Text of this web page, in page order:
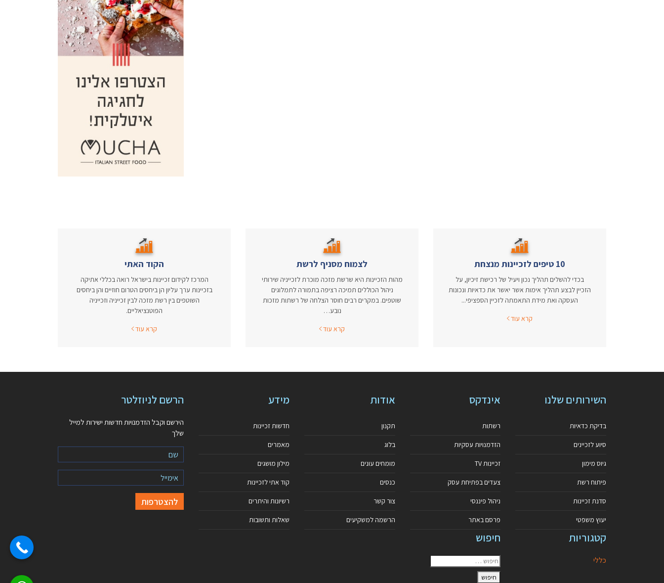
10 טיפים לזכיינות מנצחת
בכדי להשלים תהליך נכון ויעיל של רכישת זיכיון, על
הזכיין לבצע תהליך אימות אשר יאשר את כדאיות ונכונות
העסקה ואת מידת התאמתה לזכיין הספציפי...
קרא עוד
לצמוח מסניף לרשת
מהות הזכיינות היא שרשת מזכה מוכרת לזכייניה שירותי
ניהול הכוללים תמיכה רציפה בתמורה לתמלוגים
שוטפים. במקרים רבים חוסר הצלחה של רשתות מזכות
נובע…
קרא עוד
הקוד האתי
המרכז לקידום זכיינות בישראל רואה בכללי אתיקה
בזכיינות ערך עליון הן ביחסים הטרום חוזיים והן ביחסים
השוטפים בין רשת מזכה לבין זכייניה וזכייניה
הפוטנציאליים.
קרא עוד
השירותים שלנו
בדיקת כדאיות
סיוע לזכיינים
גיוס מימון
פיתוח רשת
סדנת זכיינות
יעוץ משפטי
אינדקס
רשתות
הזדמנויות עסקיות
זכיינות TV
צעדים בפתיחת עסק
ניהול פיננסי
פרסם באתר
אודות
תקנון
בלוג
מומחים עונים
כנסים
צור קשר
הרשמה למשקיעים
מידע
חדשות זכיינות
מאמרים
מילון מושגים
קוד אתי לזכיינות
רשיונות והיתרים
שאלות ותשובות
קטגוריות
כללי
חיפוש
הרשם לניוזלטר
הירשם וקבל הזדמנויות חדשות ישירות למייל
שלך